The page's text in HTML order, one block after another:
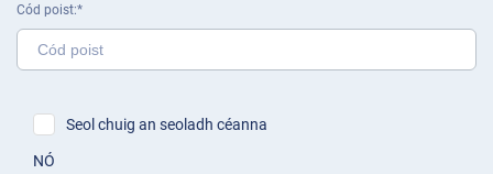
Cód poist
Seol chuig an seoladh céanna
NÓ